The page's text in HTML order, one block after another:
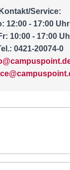
Kontakt/Service:
12:00 - 17:00 Uhr
10:00 - 17:00
0421-20074-0